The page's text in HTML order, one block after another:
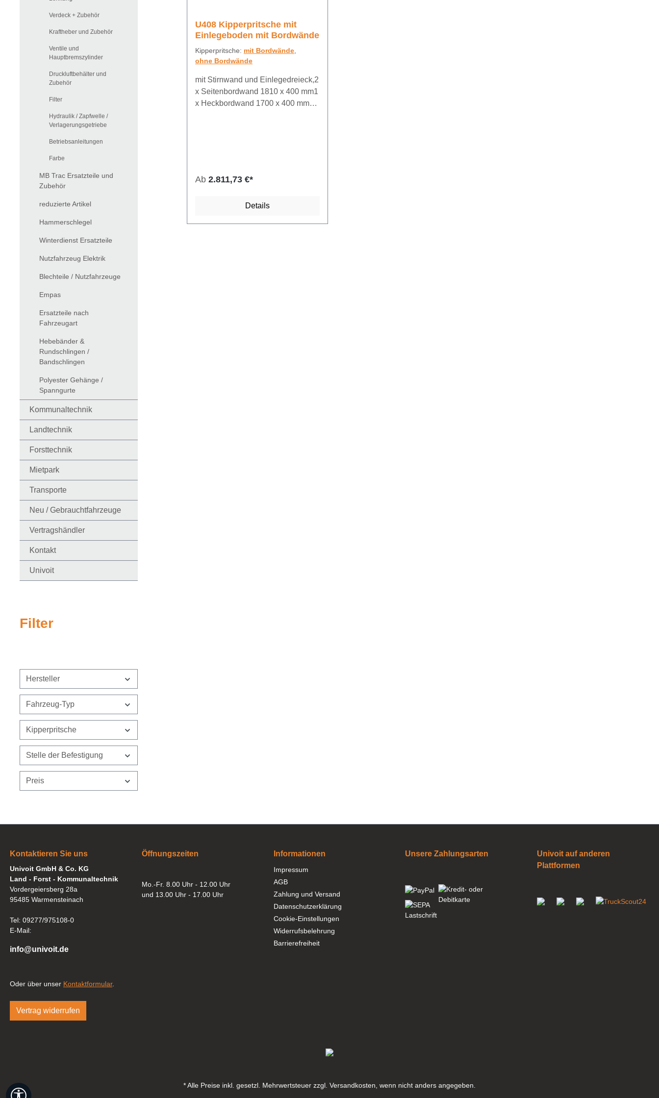
Verdeck + Zubehör
Kraftheber und Zubehör
Ventile und
Hauptbremszylinder
Druckluftbehälter und
Zubehör
Filter
Hydraulik / Zapfwelle /
Verlagerungsgetriebe
Betriebsanleitungen
Farbe
MB Trac Ersatzteile und
Zubehör
reduzierte Artikel
Hammerschlegel
Winterdienst Ersatzteile
Nutzfahrzeug Elektrik
Blechteile / Nutzfahrzeuge
Empas
Ersatzteile nach
Fahrzeugart
Hebebänder &
Rundschlingen /
Bandschlingen
Polyester Gehänge /
Spanngurte
Kommunaltechnik
Landtechnik
Forsttechnik
Mietpark
Transporte
Neu / Gebrauchtfahrzeuge
Vertragshändler
Kontakt
Univoit
Filter
Hersteller
Fahrzeug-Typ
Kipperpritsche
Stelle der Befestigung
Preis
U408 Kipperpritsche mit
Einlegeboden mit Bordwände
Kipperpritsche: mit Bordwände
ohne Bordwände
mit Stirnwand und Einlegedreieck,2
x Seitenbordwand 1810 x 400 mm1
x Heckbordwand 1700 x 400 mm
hintere Kugelmitte bis hintere
Ab 2.811,73 €*
Details
Kontaktieren Sie uns
Univoit GmbH & Co. KG
Land - Forst - Kommunaltechnik
Vordergeiersberg 28a
95485 Warmensteinach
Tel: 09277/975108-0
E-Mail:
info@univoit.de
Oder über unser Kontaktformular.
Vertrag widerrufen
Öffnungszeiten
Mo.-Fr. 8.00 Uhr - 12.00 Uhr
und 13.00 Uhr - 17.00 Uhr
Informationen
Impressum
AGB
Zahlung und Versand
Datenschutzerklärung
Cookie-Einstellungen
Widerrufsbelehrung
Barrierefreiheit
Unsere Zahlungsarten
Univoit auf anderen
Plattformen
* Alle Preise inkl. gesetzl. Mehrwertsteuer zzgl. Versandkosten, wenn nicht anders angegeben.
Werkzeugleiste anzeigen